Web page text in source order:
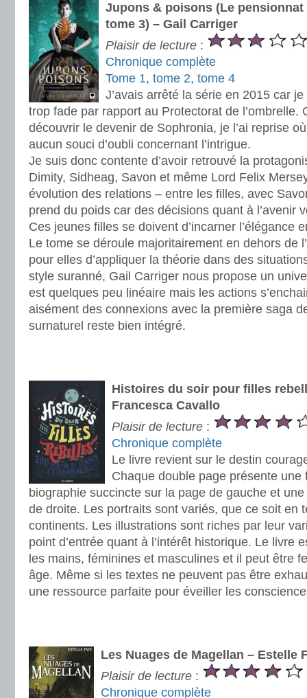
Jupons & poisons (Le pensionnat
tome 3) – Gail Carriger
Plaisir de lecture :
Chronique complète
Tome 1, tome 2, tome 4
J’avais arrêté la série en 2015 car
trop fade par rapport au Protectorat de l’ombrelle.
découvrir le devenir de Sophronia, je l’ai reprise
aucun souci d’oubli concernant l’intrigue.
Je suis donc contente d’avoir retrouvé la
Dimity, Sidheag, Savon et même Lord Felix
évolution des relations – entre les filles, avec
prend du poids car des décisions quant à l’avenir
Ces jeunes filles se doivent d’incarner l’élégance
Le tome se déroule majoritairement en dehors de
pour elles d’appliquer la théorie dans des
style suranné, Gail Carriger nous propose un
est quelques peu linéaire mais les actions
aisément des connexions avec la première saga
surnaturel reste bien intégré.
Histoires du soir pour filles
Francesca Cavallo
Plaisir de lecture :
Chronique complète
Le livre revient sur le destin
Chaque double page présente une
biographie succincte sur la page de gauche et
de droite. Les portraits sont variés, que ce soit en
continents. Les illustrations sont riches par leur
point d’entrée quant à l’intérêt historique. Le livre
les mains, féminines et masculines et il peut être
âge. Même si les textes ne peuvent pas être
une ressource parfaite pour éveiller les
Les Nuages de Magellan – Estelle
Plaisir de lecture :
Chronique complète